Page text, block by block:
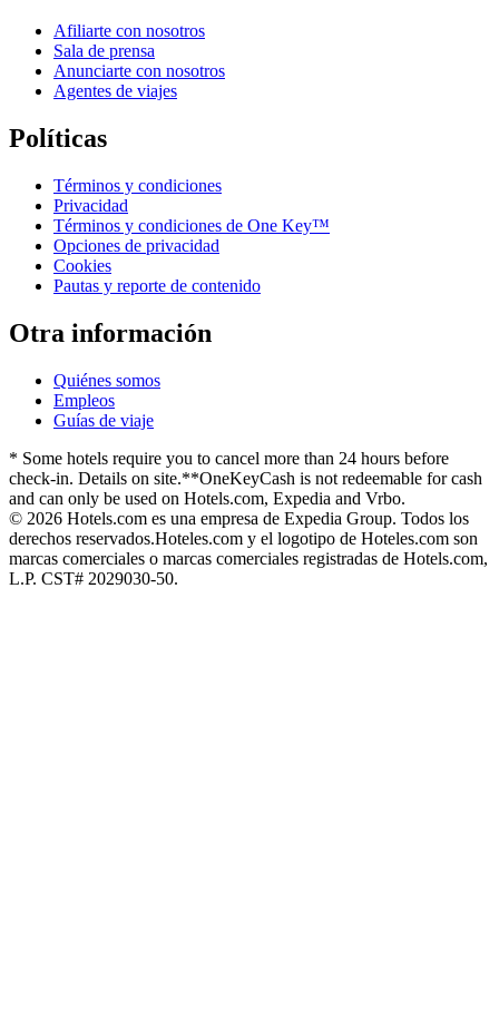
Afiliarte con nosotros
Sala de prensa
Anunciarte con nosotros
Agentes de viajes
Políticas
Términos y condiciones
Privacidad
Términos y condiciones de One Key™
Opciones de privacidad
Cookies
Pautas y reporte de contenido
Otra información
Quiénes somos
Empleos
Guías de viaje
* Some hotels require you to cancel more than 24 hours before
check-in. Details on site.**OneKeyCash is not redeemable for cash
and can only be used on Hotels.com, Expedia and Vrbo.
© 2026 Hotels.com es una empresa de Expedia Group. Todos los
derechos reservados.Hoteles.com y el logotipo de Hoteles.com son
marcas comerciales o marcas comerciales registradas de Hotels.com,
L.P. CST# 2029030-50.